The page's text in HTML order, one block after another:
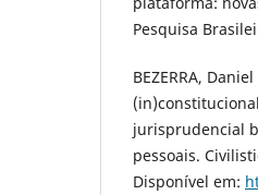
Pesquisa
BEZERRA,
jurisprudencial
pessoais.
Disponível em: